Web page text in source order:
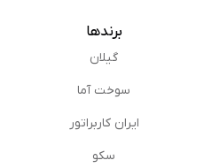
برندها
گیلان
سوخت آما
ایران کاربراتور
سکو